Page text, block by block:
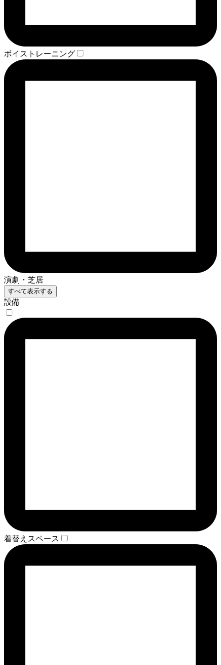
ボイストレーニング
演劇・芝居
すべて表示する
設備
着替えスペース